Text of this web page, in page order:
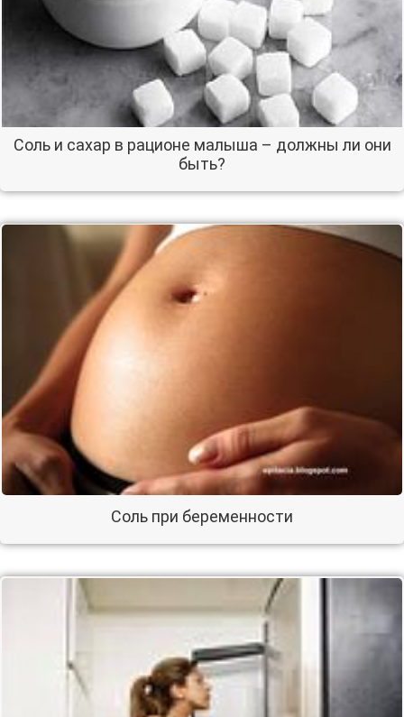
Соль и сахар в рационе малыша – должны ли они
быть?
Соль при беременности